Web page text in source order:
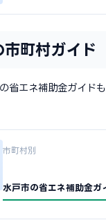
町村ガイド
省エネ補助金ガイド
市町村別
水戸市の省エネ補助金ガ